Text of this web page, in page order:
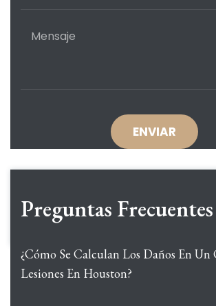
Preguntas Frecuentes
¿Cómo Se Calculan Los Daños En Un
Lesiones En Houston?